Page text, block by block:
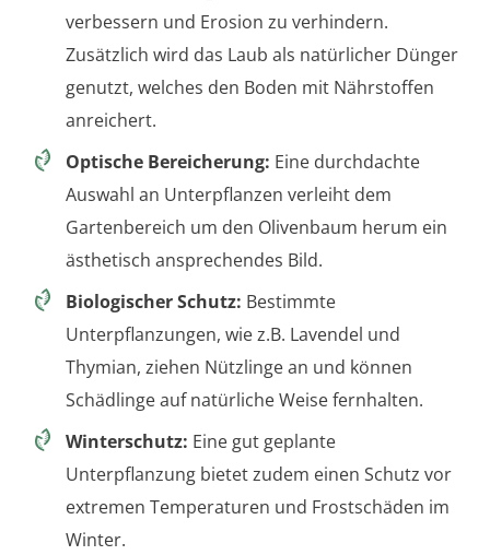
verbessern und Erosion zu verhindern.
Zusätzlich wird das Laub als natürlicher Dünger
genutzt, welches den Boden mit Nährstoffen
anreichert.
Optische Bereicherung: Eine durchdachte
Auswahl an Unterpflanzen verleiht dem
Gartenbereich um den Olivenbaum herum ein
ästhetisch ansprechendes Bild.
Biologischer Schutz: Bestimmte
Unterpflanzungen, wie z.B. Lavendel und
Thymian, ziehen Nützlinge an und können
Schädlinge auf natürliche Weise fernhalten.
Winterschutz: Eine gut geplante
Unterpflanzung bietet zudem einen Schutz vor
extremen Temperaturen und Frostschäden im
Winter.